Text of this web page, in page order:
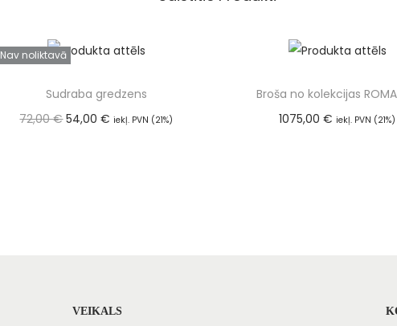
Nav noliktavā
Sudraba gredzens
72,00€ 54,00€ iekļ. PVN (21%)
Broša no kolekcijas
1075,00€ iekļ. PVN (21%)
VEIKALS